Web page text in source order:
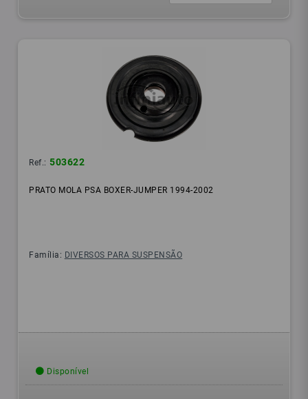
Ref.: 503622
PRATO MOLA PSA BOXER-JUMPER 1994-2002
Família: DIVERSOS PARA SUSPENSÃO
Disponível